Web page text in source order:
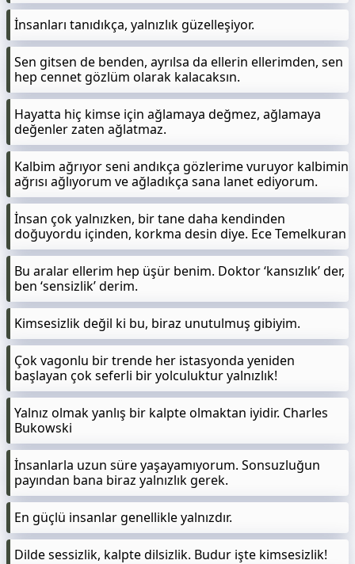
İnsanları tanıdıkça, yalnızlık güzelleşiyor.
Sen gitsen de benden, ayrılsa da ellerin ellerimden, sen
hep cennet gözlüm olarak kalacaksın.
Hayatta hiç kimse için ağlamaya değmez, ağlamaya
değenler zaten ağlatmaz.
Kalbim ağrıyor seni andıkça gözlerime vuruyor kalbimin
ağrısı ağlıyorum ve ağladıkça sana lanet ediyorum.
İnsan çok yalnızken, bir tane daha kendinden
doğuyordu içinden, korkma desin diye. Ece Temelkuran
Bu aralar ellerim hep üşür benim. Doktor ‘kansızlık’ der,
ben ‘sensizlik’ derim.
Kimsesizlik değil ki bu, biraz unutulmuş gibiyim.
Çok vagonlu bir trende her istasyonda yeniden
başlayan çok seferli bir yolculuktur yalnızlık!
Yalnız olmak yanlış bir kalpte olmaktan iyidir. Charles
Bukowski
İnsanlarla uzun süre yaşayamıyorum. Sonsuzluğun
payından bana biraz yalnızlık gerek.
En güçlü insanlar genellikle yalnızdır.
Dilde sessizlik, kalpte dilsizlik. Budur işte kimsesizlik!